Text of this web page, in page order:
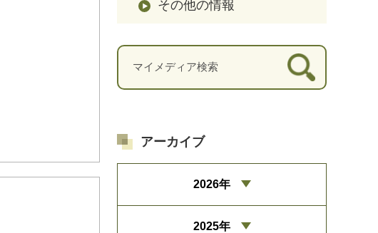
その他の情報
アーカイブ
2026年
2025年